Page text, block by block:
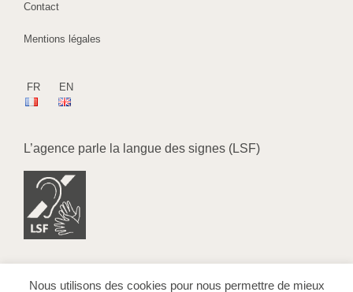
Nous utilisons des cookies pour nous permettre de mieux
Contact
Mentions légales
FR EN
L’agence parle la langue des signes (LSF)